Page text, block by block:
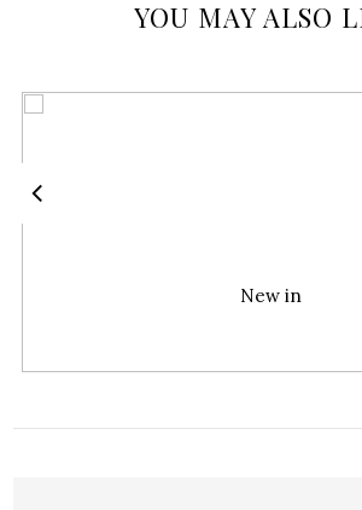
YOU MAY ALSO
New in